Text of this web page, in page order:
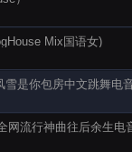
Mix国语女)
雪是你包房中文跳舞电
网流行神曲往后余生电